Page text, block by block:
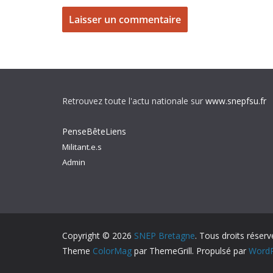
Retrouvez toute l'actu nationale sur www.snepfsu.fr
PenseBêteLiens
Militant.e.s
Admin
Copyright © 2026 SNEP Bretagne. Tous droits
Theme ColorMag par ThemeGrill. Propulsé par